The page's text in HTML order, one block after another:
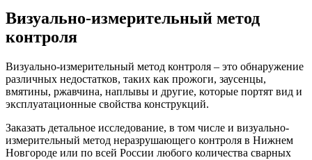
Визуально-измерительный метод
контроля
Визуально-измерительный метод контроля – это обнаружение
различных недостатков, таких как прожоги, заусенцы,
вмятины, ржавчина, наплывы и другие, которые портят вид и
эксплуатационные свойства конструкций.
Заказать детальное исследование, в том числе и визуально-
измерительный метод неразрушающего контроля в Нижнем
Новгороде или по всей России любого количества сварных